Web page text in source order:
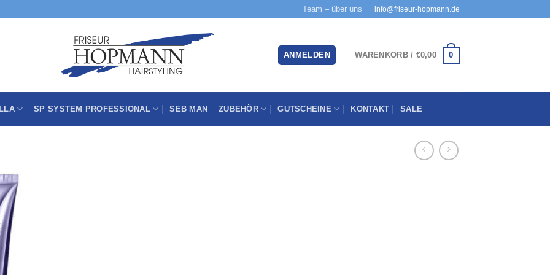
Team – über uns info@friseur-hopmann.de
ANMELDEN WARENKORB / €0,00 0
SP SYSTEM PROFESSIONAL SEB MAN ZUBEHÖR GUTSCHEINE KONTAKT SALE